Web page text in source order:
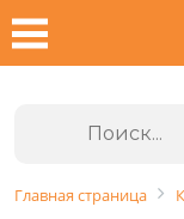
Главная страница